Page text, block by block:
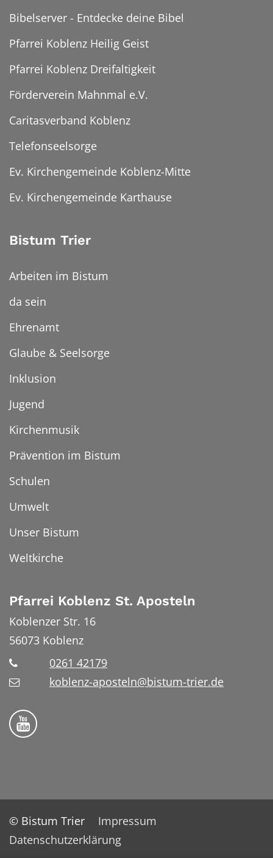
Bibelserver - Entdecke deine Bibel
Pfarrei Koblenz Heilig Geist
Pfarrei Koblenz Dreifaltigkeit
Förderverein Mahnmal e.V.
Caritasverband Koblenz
Telefonseelsorge
Ev. Kirchengemeinde Koblenz-Mitte
Ev. Kirchengemeinde Karthause
Bistum Trier
Arbeiten im Bistum
da sein
Ehrenamt
Glaube & Seelsorge
Inklusion
Jugend
Kirchenmusik
Prävention im Bistum
Schulen
Umwelt
Unser Bistum
Weltkirche
Pfarrei Koblenz St. Aposteln
Koblenzer Str. 16
56073 Koblenz
0261 42179
koblenz-aposteln@bistum-trier.de
Bistum Trier auf YouTube
© Bistum Trier
Impressum
Datenschutzerklärung